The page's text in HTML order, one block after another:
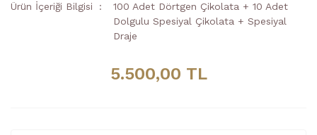
Ürün İçeriği Bilgisi
100 Adet Dörtgen Çikolata + 10 Adet
Dolgulu Spesiyal Çikolata + Spesiyal
Draje
5.500,00 TL